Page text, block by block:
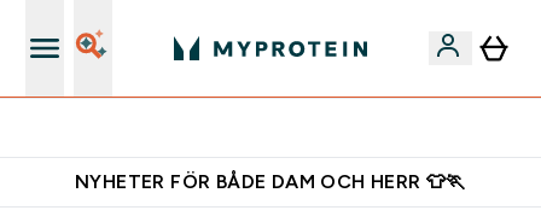
NYHETER FÖR BÅDE DAM OCH HERR 👕🏃